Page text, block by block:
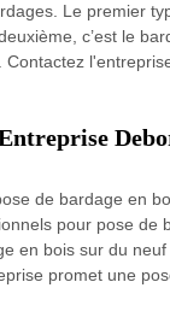
Le premier
c’est le
de bardage en
pour pose de
en bois sur du
promet une